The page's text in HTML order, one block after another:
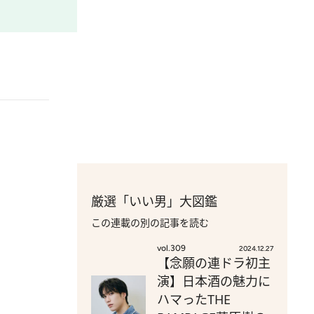
厳選「いい男」大図鑑
この連載の別の記事を読む
vol.309 2024.12.27
【念願の連ドラ初主
演】日本酒の魅力に
ハマったTHE